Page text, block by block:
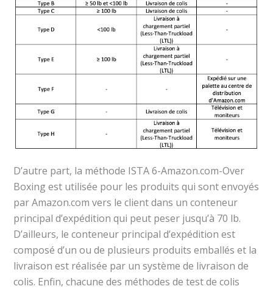
D’autre part, la méthode ISTA 6-Amazon.com-Over
Boxing est utilisée pour les produits qui sont envoyés
par Amazon.com vers le client dans un conteneur
principal d’expédition qui peut peser jusqu’à 70 lb.
D’ailleurs, le conteneur principal d’expédition est
composé d’un ou de plusieurs produits emballés et la
livraison est réalisée par un système de livraison de
colis. Enfin, chacune des méthodes de test de colis